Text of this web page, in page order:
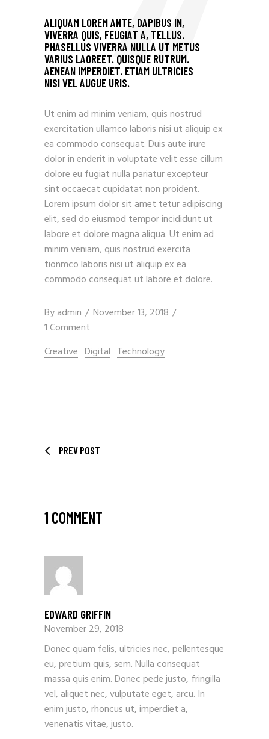
ALIQUAM LOREM ANTE, DAPIBUS IN,
VIVERRA QUIS, FEUGIAT A, TELLUS.
PHASELLUS VIVERRA NULLA UT METUS
VARIUS LAOREET. QUISQUE RUTRUM.
AENEAN IMPERDIET. ETIAM ULTRICIES
NISI VEL AUGUE URIS.
Ut enim ad minim veniam, quis nostrud
exercitation ullamco laboris nisi ut aliquip ex
ea commodo consequat. Duis aute irure
dolor in enderit in voluptate velit esse cillum
dolore eu fugiat nulla pariatur excepteur
sint occaecat cupidatat non proident.
Lorem ipsum dolor sit amet tetur adipiscing
elit, sed do eiusmod tempor incididunt ut
labore et dolore magna aliqua. Ut enim ad
minim veniam, quis nostrud exercita
tionmco laboris nisi ut aliquip ex ea
commodo consequat ut labore et dolore.
Byadmin
November 13, 2018
1 Comment
Creative Digital Technology
PREV POST
1 COMMENT
EDWARD GRIFFIN
November 29, 2018
Donec quam felis, ultricies nec, pellentesque
eu, pretium quis, sem. Nulla consequat
massa quis enim. Donec pede justo, fringilla
vel, aliquet nec, vulputate eget, arcu. In
enim justo, rhoncus ut, imperdiet a,
venenatis vitae, justo.